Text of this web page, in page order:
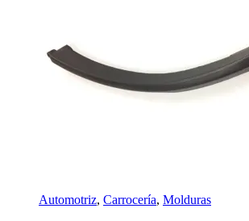
Automotriz, Carrocería, Molduras